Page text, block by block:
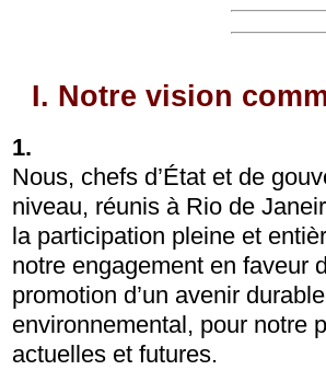
I. Notre vision
1.
Nous, chefs d’État et de
niveau, réunis à Rio de
la participation pleine et
notre engagement en faveur
promotion d’un avenir
environnemental, pour notre
actuelles et futures.